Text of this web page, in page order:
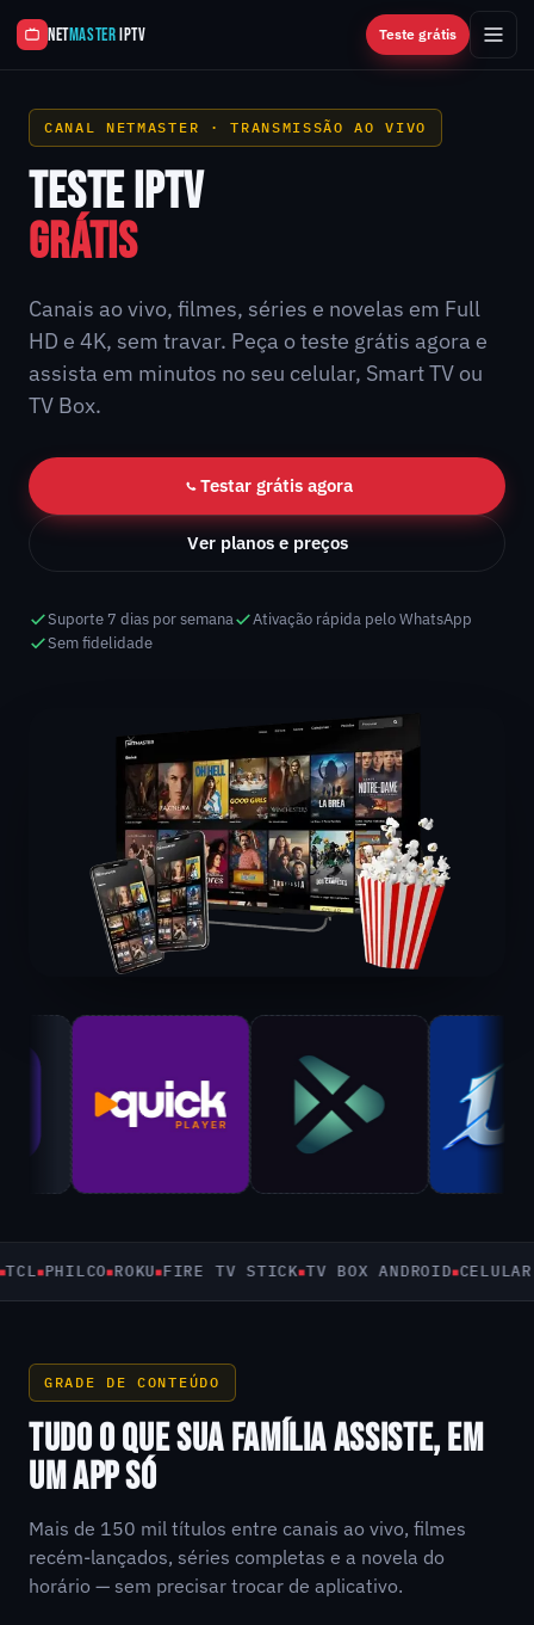
NETMASTERIPTV Teste grátis
CANAL NETMASTER · TRANSMISSÃO AO VIVO
TESTE IPTV
GRÁTIS
Canais ao vivo, filmes, séries e novelas em Full
HD e 4K, sem travar. Peça o teste grátis agora e
assista em minutos no seu celular, Smart TV ou
TV Box.
Testar grátis agora
Ver planos e preços
Suporte 7 dias por semana
Ativação rápida pelo WhatsApp
Sem fidelidade
PHILCO ROKU FIRE TV STICK TV BOX ANDROID CELULAR E
GRADE DE CONTEÚDO
TUDO O QUE SUA FAMÍLIA ASSISTE, EM
UM APP SÓ
Mais de 150 mil títulos entre canais ao vivo, filmes
recém-lançados, séries completas e a novela do
horário — sem precisar trocar de aplicativo.